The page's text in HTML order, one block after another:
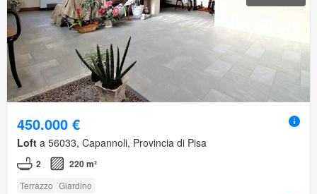
450.000 €
Loft a 56033, Capannoli, Provincia di Pisa
2 220 m²
Terrazzo Giardino